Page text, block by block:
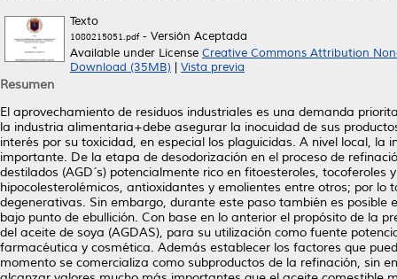
Texto
1080215051.pdf- Versión Aceptada
Available under License Creative Commons Attribution
Download (35MB)
Vista previa
Resumen
El aprovechamiento de residuos industriales es una demanda
la industria alimentaria+debe asegurar la inocuidad de sus
interés por su toxicidad, en especial los plaguicidas. A nivel local,
importante. De la etapa de desodorización en el proceso de
destilados (AGD´s) potencialmente rico en fitoesteroles,
hipocolesterolémicos, antioxidantes y emolientes entre otros; por
degenerativas. Sin embargo, durante este paso también es
bajo punto de ebullición. Con base en lo anterior el propósito de la
del aceite de soya (AGDAS), para su utilización como fuente
farmacéutica y cosmética. Además establecer los factores que
momento se comercializa como subproductos de la refinación, sin